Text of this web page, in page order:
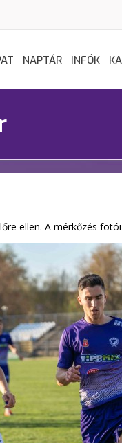
NAPTÁR INFÓK
ellen. A mérkőzés